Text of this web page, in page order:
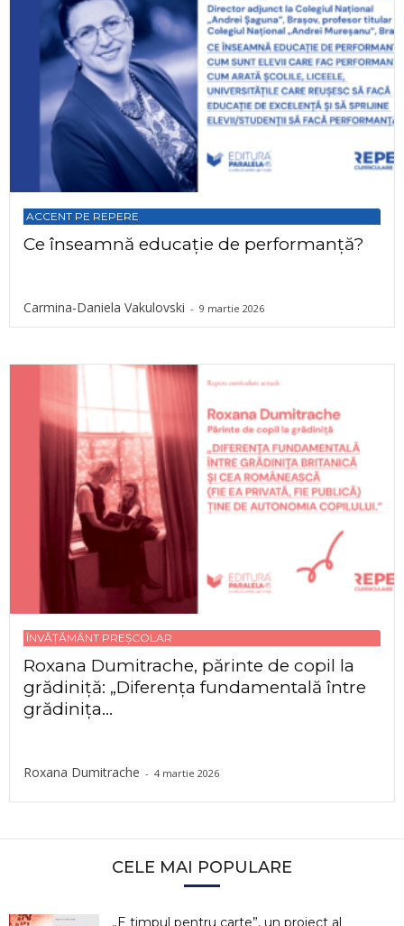
ACCENT PE REPERE
Ce înseamnă educație de performanță?
Carmina-Daniela Vakulovski - 9 martie 2026
ÎNVĂȚĂMÂNT PREȘCOLAR
Roxana Dumitrache, părinte de copil la
grădiniță: „Diferența fundamentală între
grădinița...
Roxana Dumitrache - 4 martie 2026
CELE MAI POPULARE
„E timpul pentru carte”, un proiect al